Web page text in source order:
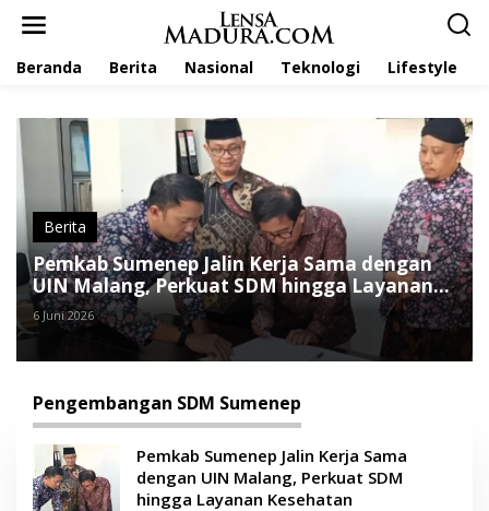
Beranda Berita Nasional Teknologi Lifestyle
Berita
Pemkab Sumenep Jalin Kerja Sama dengan
UIN Malang, Perkuat SDM hingga Layanan
Kesehatan
6 Juni 2026
Pengembangan SDM Sumenep
Pemkab Sumenep Jalin Kerja Sama
dengan UIN Malang, Perkuat SDM
hingga Layanan Kesehatan